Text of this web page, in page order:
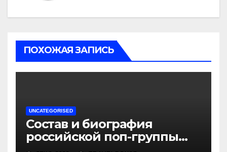
ПОХОЖАЯ ЗАПИСЬ
UNCATEGORISED
Состав и биография
российской поп-группы